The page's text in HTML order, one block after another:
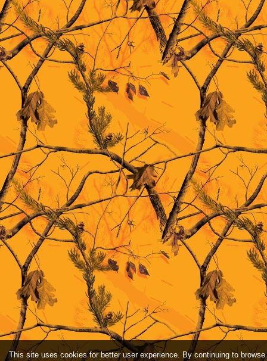
This site uses cookies for better user experience. By continuing to